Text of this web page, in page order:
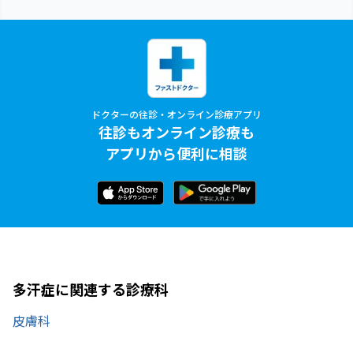
ドクターの往診・オンライン診療アプリ
往診もオンライン診療も
アプリから便利に相談
多汗症に関連する診療科
皮膚科